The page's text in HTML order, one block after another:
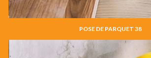
POSE DE PARQUET 38